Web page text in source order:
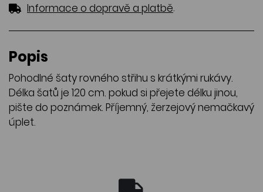
Informace o dopravě a platbě.
Popis
Pohodlné šaty rovného střihu s krátkými rukávy.
Délka šatů je 120 cm. pokud si přejete délku jinou,
pište do poznámek. Příjemný, žerzejový nemačkavý
úplet.